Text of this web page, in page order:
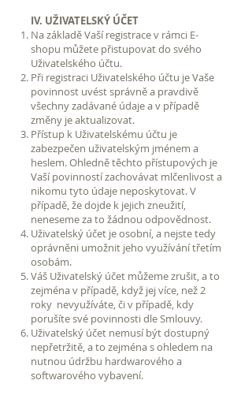
IV. UŽIVATELSKÝ ÚČET
Na základě Vaší registrace v rámci E-
shopu můžete přistupovat do svého
Uživatelského účtu.
Při registraci Uživatelského účtu je Vaše
povinnost uvést správně a pravdivě
všechny zadávané údaje a v případě
změny je aktualizovat.
Přístup k Uživatelskému účtu je
zabezpečen uživatelským jménem a
heslem. Ohledně těchto přístupových je
Vaší povinností zachovávat mlčenlivost a
nikomu tyto údaje neposkytovat. V
případě, že dojde k jejich zneužití,
neneseme za to žádnou odpovědnost.
Uživatelský účet je osobní, a nejste tedy
oprávněni umožnit jeho využívání třetím
osobám.
Váš Uživatelský účet můžeme zrušit, a to
zejména v případě, když jej více, než 2
roky nevyužíváte, či v případě, kdy
porušíte své povinnosti dle Smlouvy.
Uživatelský účet nemusí být dostupný
nepřetržitě, a to zejména s ohledem na
nutnou údržbu hardwarového a
softwarového vybavení.